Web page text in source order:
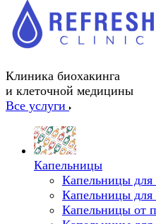
Клиника биохакинга
и клеточной медицины
Все услуги
Капельницы
Капельницы для
Капельницы для
Капельницы от